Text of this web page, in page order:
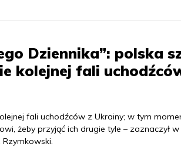
Dziennika”: polska
kolejnej fali
fali uchodźców z Ukrainy; w tym
żeby przyjąć ich drugie tyle – zaznaczył